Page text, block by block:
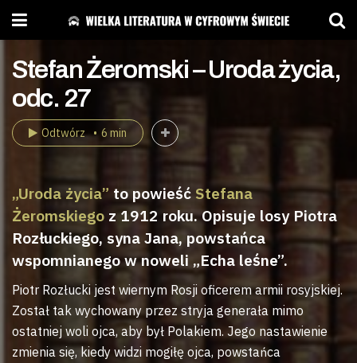
Stefan Żeromski – Uroda życia,
odc. 27
Odtwórz 6 min
„Uroda życia” to powieść Stefana
Żeromskiego z 1912 roku. Opisuje losy Piotra
Rozłuckiego, syna Jana, powstańca
wspomnianego w noweli „Echa leśne”.
Piotr Rozłucki jest wiernym Rosji oficerem armii rosyjskiej.
Został tak wychowany przez stryja generała mimo
ostatniej woli ojca, aby był Polakiem. Jego nastawienie
zmienia się, kiedy widzi mogiłę ojca, powstańca